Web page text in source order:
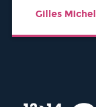
Gilles Michel